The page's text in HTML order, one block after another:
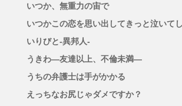
いつか、無重力の宙で
いつかこの恋を思い出してきっと泣いて
いりびと-異邦人-
うきわ―友達以上、不倫未満―
うちの弁護士は手がかかる
えっちなお尻じゃダメですか？